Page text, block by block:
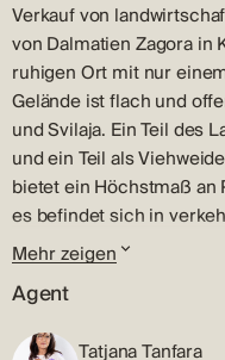
Verkauf von
von Dalmatien Zagora in
ruhigen Ort mit nur
Gelände ist flach und
und Svilaja. Ein Teil des
und ein Teil als
bietet ein Höchstmaß an
es befindet sich in
Lage. Aufgrund seiner
bezaubernd. Das
umgeben. Außerdem ist
öffentlichen Bereichen
Mehr zeigen
Agent
Tatjana Tanfara